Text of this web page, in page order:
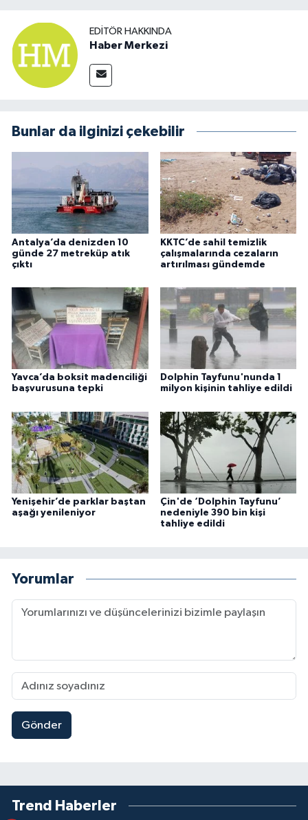
EDITÖR HAKKINDA
Haber Merkezi
Bunlar da ilginizi çekebilir
Antalya’da denizden 10
günde 27 metreküp atık
çıktı
KKTC’de sahil temizlik
çalışmalarında cezaların
artırılması gündemde
Yavca’da boksit madenciliği
başvurusuna tepki
Dolphin Tayfunu'nunda 1
milyon kişinin tahliye edildi
Yenişehir’de parklar baştan
aşağı yenileniyor
Çin'de ‘Dolphin Tayfunu’
nedeniyle 390 bin kişi
tahliye edildi
Yorumlar
Gönder
Trend Haberler